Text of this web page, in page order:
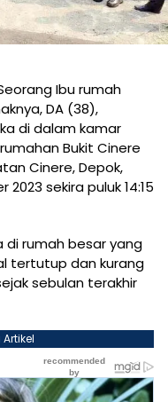
Ibu rumah
DA (38),
di dalam kamar
Bukit Cinere
Cinere, Depok,
sekira puluk 14:15
di rumah besar yang
tertutup dan kurang
sebulan terakhir